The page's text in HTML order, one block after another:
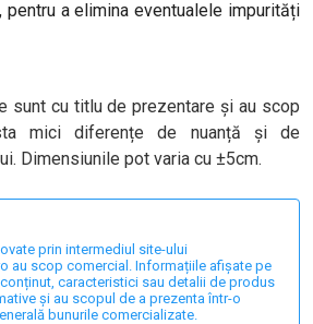
pentru a elimina eventualele impurități
sunt cu titlu de prezentare și au scop
mici diferențe de nuanță și de
Dimensiunile pot varia cu ±5cm.
prin intermediul site-ului
au scop comercial. Informațiile afișate pe
caracteristici sau detalii de produs
și au scopul de a prezenta într-o
bunurile comercializate.